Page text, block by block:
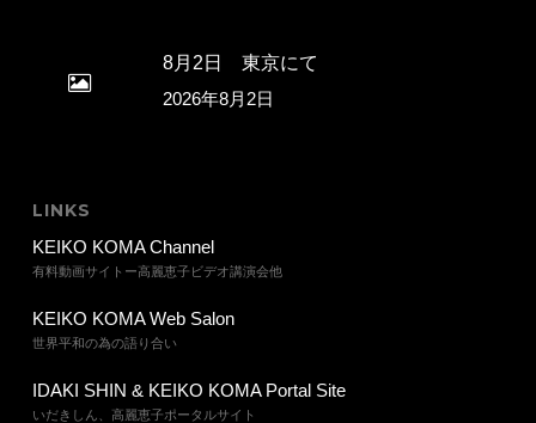
8月2日 東京にて
2026年8月2日
LINKS
KEIKO KOMA Channel
有料動画サイトー高麗恵子ビデオ講演会他
KEIKO KOMA Web Salon
世界平和の為の語り合い
IDAKI SHIN & KEIKO KOMA Portal Site
いだきしん、高麗恵子ポータルサイト